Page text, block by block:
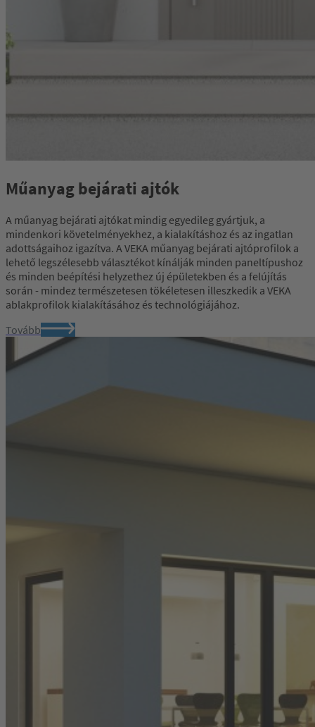
Műanyag bejárati ajtók
A műanyag bejárati ajtókat mindig egyedileg gyártjuk, a
mindenkori követelményekhez, a kialakításhoz és az ingatlan
adottságaihoz igazítva. A VEKA műanyag bejárati ajtóprofilok a
lehető legszélesebb választékot kínálják minden paneltípushoz
és minden beépítési helyzethez új épületekben és a felújítás
során - mindez természetesen tökéletesen illeszkedik a VEKA
ablakprofilok kialakításához és technológiájához.
Tovább